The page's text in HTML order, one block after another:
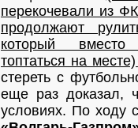
перекочевали из
продолжают
который вместо
топтаться на
стереть с
еще раз доказал,
условиях. По ходу